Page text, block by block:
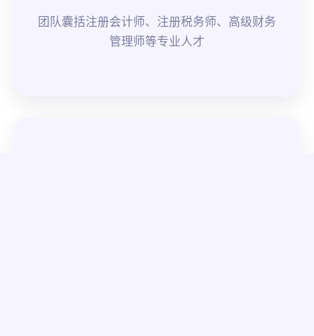
团队囊括注册会计师、注册税务师、高级财务
管理师等专业人才